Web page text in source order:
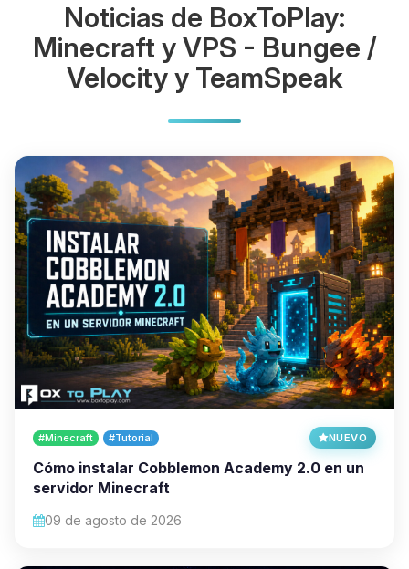
Noticias de BoxToPlay:
Minecraft y VPS - Bungee /
Velocity y TeamSpeak
#Minecraft #Tutorial NUEVO
Cómo instalar Cobblemon Academy 2.0 en un
servidor Minecraft
09 de agosto de 2026